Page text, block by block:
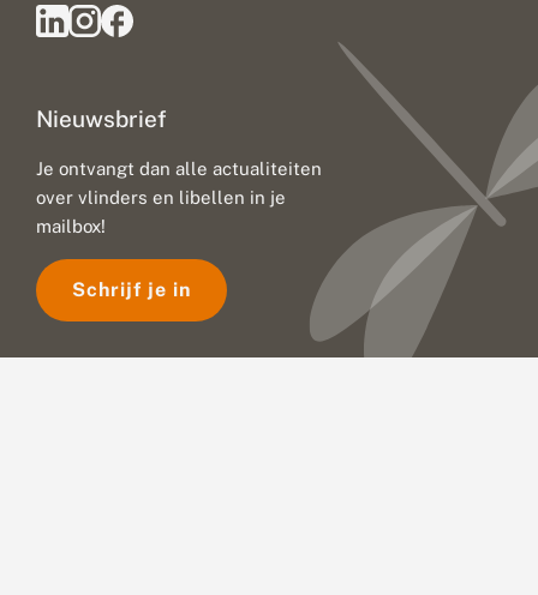
Nieuwsbrief
Je ontvangt dan alle actualiteiten
over vlinders en libellen in je
mailbox!
Schrijf je in